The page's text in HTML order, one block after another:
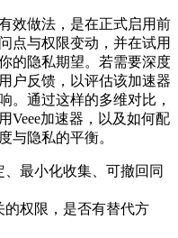
效做法，是在正式启用前
点与权限变动，并在试用
的隐私期望。若需要深度
户反馈，以评估该加速器
。通过这样的多维对比，
Veee加速器，以及如何配
与隐私的平衡。
最小化收集、可撤回同
权限，是否有替代方